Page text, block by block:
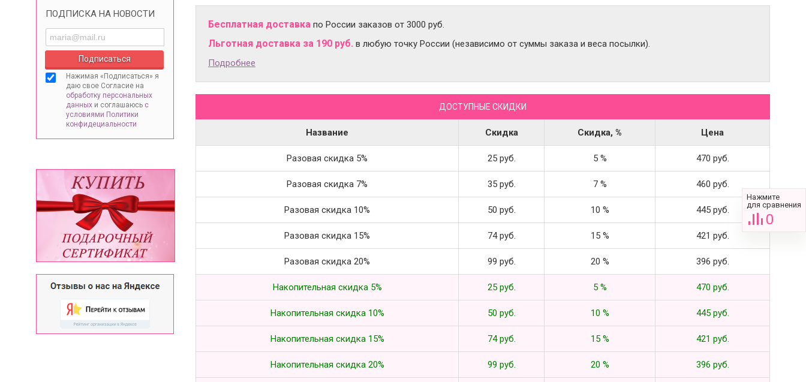
ПОДПИСКА НА НОВОСТИ
Нажимая «Подписаться» я
даю свое Согласие на
обработку персональных
данных и соглашаюсь с
условиями Политики
конфидециальности
Бесплатная доставка по России заказов от 3000 руб.
Льготная доставка за 190 руб. в любую точку России (независимо от суммы заказа и веса посылки).
Подробнее
ДОСТУПНЫЕ СКИДКИ
Название Скидка Скидка, % Цена
Разовая скидка 5% 25 руб. 5 % 470 руб.
Разовая скидка 7% 35 руб. 7 % 460 руб.
Разовая скидка 10% 50 руб. 10 % 445 руб.
Разовая скидка 15% 74 руб. 15 % 421 руб.
Разовая скидка 20% 99 руб. 20 % 396 руб.
Накопительная скидка 5% 25 руб. 5 % 470 руб.
Накопительная скидка 10% 50 руб. 10 % 445 руб.
Накопительная скидка 15% 74 руб. 15 % 421 руб.
Накопительная скидка 20% 99 руб. 20 % 396 руб.
Нажмите
для сравнения
0